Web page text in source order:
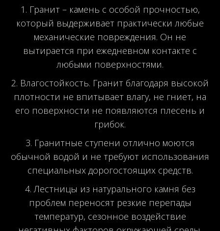
Гранит – камень с особой прочностью,
который выдерживает практически любые
механические повреждения. Он не
вытирается при ежедневном контакте с
любыми поверхностями.
Влагостойкость. Гранит благодаря высокой
плотности не впитывает влагу, не гниет, на
его поверхности не появляются плесень и
грибок.
Гранитные ступени отлично моются
обычной водой и не требуют использования
специальных дорогостоящих средств.
Лестницы из натурального камня без
проблем переносят резкие перепады
температур, сезонное воздействие